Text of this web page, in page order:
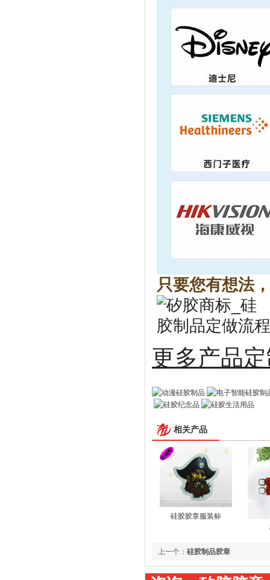
只要您有想法
更多
相关产品
硅胶胶章服装标
上一个： 硅胶制品胶章